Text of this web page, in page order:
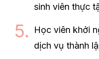
sinh viên thực
Học viên khởi
dịch vụ thành